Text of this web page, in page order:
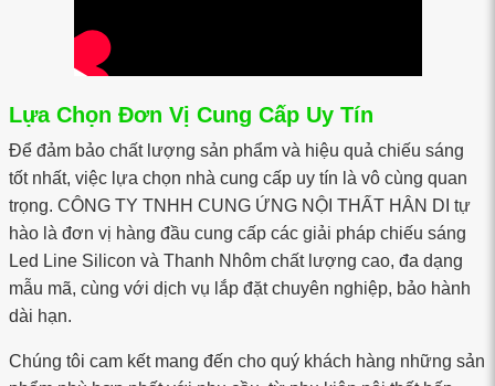
Lựa Chọn Đơn Vị Cung Cấp Uy Tín
Để đảm bảo chất lượng sản phẩm và hiệu quả chiếu sáng
tốt nhất, việc lựa chọn nhà cung cấp uy tín là vô cùng quan
trọng. CÔNG TY TNHH CUNG ỨNG NỘI THẤT HÂN DI tự
hào là đơn vị hàng đầu cung cấp các giải pháp chiếu sáng
Led Line Silicon và Thanh Nhôm chất lượng cao, đa dạng
mẫu mã, cùng với dịch vụ lắp đặt chuyên nghiệp, bảo hành
dài hạn.
Chúng tôi cam kết mang đến cho quý khách hàng những sản